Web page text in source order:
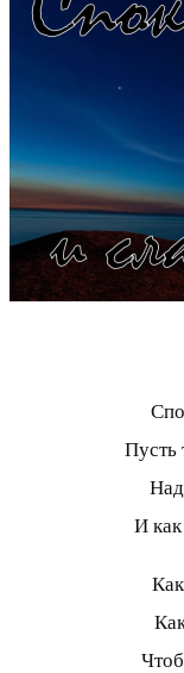
Пусть
И